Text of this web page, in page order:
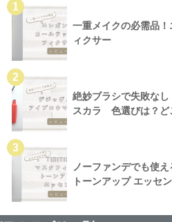
1
一重メイクの必需品
ィクサー
2
絶妙ブラシで失敗な
スカラ 色選びは？ど
3
ノーファンデでも使
トーンアップ エッセ